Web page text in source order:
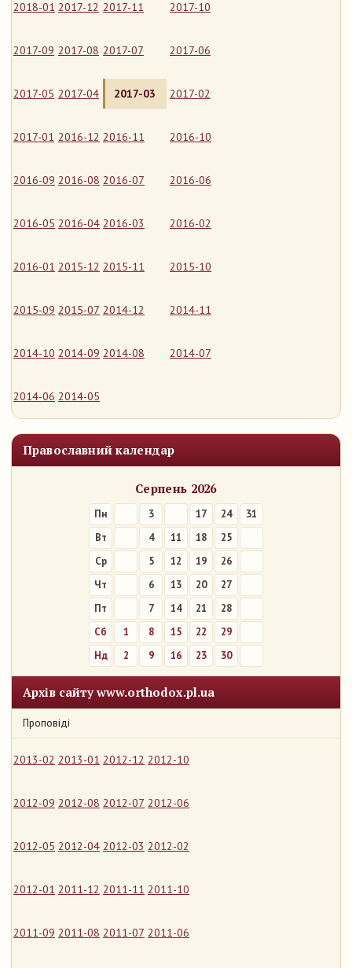
2018-01 2017-12 2017-11 2017-10
2017-09 2017-08 2017-07 2017-06
2017-05 2017-04 2017-03 2017-02
2017-01 2016-12 2016-11 2016-10
2016-09 2016-08 2016-07 2016-06
2016-05 2016-04 2016-03 2016-02
2016-01 2015-12 2015-11 2015-10
2015-09 2015-07 2014-12 2014-11
2014-10 2014-09 2014-08 2014-07
2014-06 2014-05
Православний календар
Серпень 2026
Пн 3 17 24
31
Вт
4 11 18
25
Ср
5 12 19
26
Чт
6 13 20
27
Пт
7 14 21
28
Сб
1 8 15 22
29
Нд
2 9 16 23 30
Архів сайту www.orthodox.pl.ua
Проповіді
2013-02 2013-01 2012-12 2012-10
2012-09 2012-08 2012-07 2012-06
2012-05 2012-04 2012-03 2012-02
2012-01 2011-12 2011-11 2011-10
2011-09 2011-08 2011-07 2011-06